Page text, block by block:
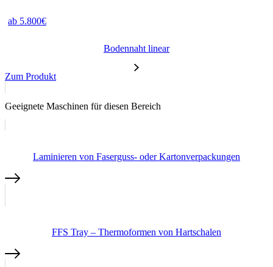
ab 5.800€
Bodennaht linear
Zum Produkt
Geeignete Maschinen für diesen Bereich
Laminieren von Faserguss- oder Kartonverpackungen
FFS Tray – Thermoformen von Hartschalen